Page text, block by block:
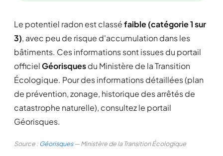
Le potentiel radon est classéfaible (catégorie 1 sur
3), avec peu de risque d'accumulation dans les
bâtiments. Ces informations sont issues du portail
officielGéorisquesdu Ministère de la Transition
Écologique. Pour des informations détaillées (plan
de prévention, zonage, historique des arrêtés de
catastrophe naturelle), consultez le portail
Géorisques.
Source :Géorisques— Ministère de la Transition Écologique